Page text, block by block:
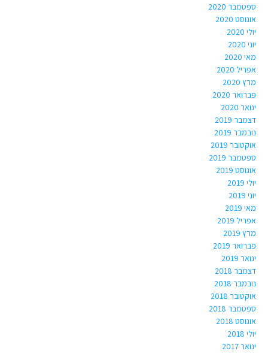
ספטמבר 2020
אוגוסט 2020
יולי 2020
יוני 2020
מאי 2020
אפריל 2020
מרץ 2020
פברואר 2020
ינואר 2020
דצמבר 2019
נובמבר 2019
אוקטובר 2019
ספטמבר 2019
אוגוסט 2019
יולי 2019
יוני 2019
מאי 2019
אפריל 2019
מרץ 2019
פברואר 2019
ינואר 2019
דצמבר 2018
נובמבר 2018
אוקטובר 2018
ספטמבר 2018
אוגוסט 2018
יולי 2018
ינואר 2017